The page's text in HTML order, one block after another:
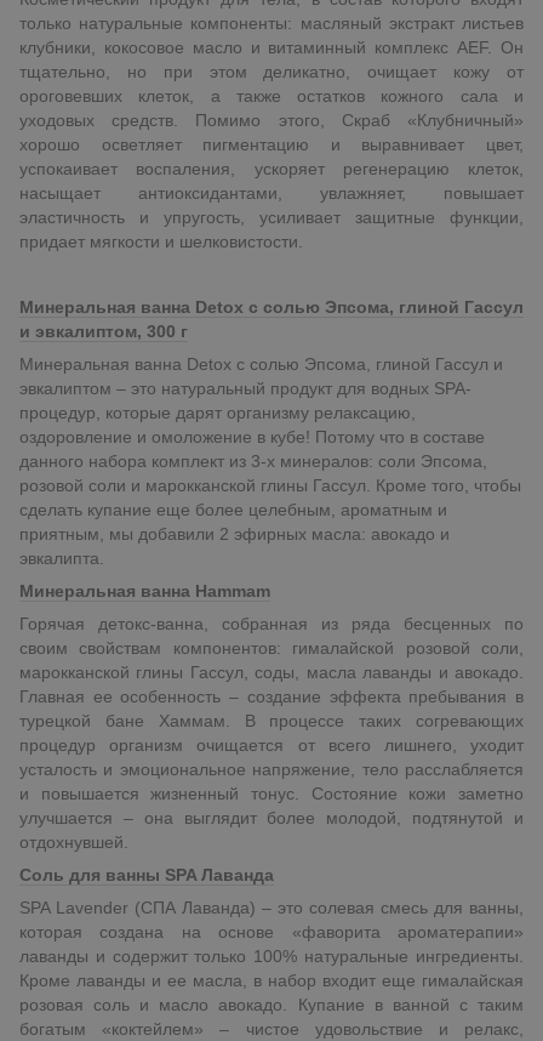
только натуральные компоненты: масляный экстракт листьев
клубники, кокосовое масло и витаминный комплекс AEF. Он
тщательно, но при этом деликатно, очищает кожу от
ороговевших клеток, а также остатков кожного сала и
уходовых средств. Помимо этого, Скраб «Клубничный»
хорошо осветляет пигментацию и выравнивает цвет,
успокаивает воспаления, ускоряет регенерацию клеток,
насыщает антиоксидантами, увлажняет, повышает
эластичность и упругость, усиливает защитные функции,
придает мягкости и шелковистости.
Минеральная ванна Detox с солью Эпсома, глиной Гассул
и эвкалиптом, 300 г
Минеральная ванна Detox с солью Эпсома, глиной Гассул и
эвкалиптом – это натуральный продукт для водных SPA-
процедур, которые дарят организму релаксацию,
оздоровление и омоложение в кубе! Потому что в составе
данного набора комплект из 3-х минералов: соли Эпсома,
розовой соли и марокканской глины Гассул. Кроме того, чтобы
сделать купание еще более целебным, ароматным и
приятным, мы добавили 2 эфирных масла: авокадо и
эвкалипта.
Минеральная ванна Hammam
Горячая детокс-ванна, собранная из ряда бесценных по
своим свойствам компонентов: гималайской розовой соли,
марокканской глины Гассул, соды, масла лаванды и авокадо.
Главная ее особенность – создание эффекта пребывания в
турецкой бане Хаммам. В процессе таких согревающих
процедур организм очищается от всего лишнего, уходит
усталость и эмоциональное напряжение, тело расслабляется
и повышается жизненный тонус. Состояние кожи заметно
улучшается – она выглядит более молодой, подтянутой и
отдохнувшей.
Соль для ванны SPA Лаванда
SPA Lavender (СПА Лаванда) – это солевая смесь для ванны,
которая создана на основе «фаворита ароматерапии»
лаванды и содержит только 100% натуральные ингредиенты.
Кроме лаванды и ее масла, в набор входит еще гималайская
розовая соль и масло авокадо. Купание в ванной с таким
богатым «коктейлем» – чистое удовольствие и релакс,